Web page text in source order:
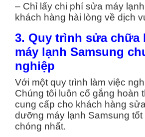
– Chỉ lấy chi phí sửa máy
khách hàng hài lòng về dịch
3. Quy trình sửa chữa
máy lạnh Samsung
nghiệp
Với một quy trình làm việc
Chúng tôi luôn cố gắng hoàn
cung cấp cho khách hàng
dưỡng máy lạnh Samsung tốt
chóng nhất.